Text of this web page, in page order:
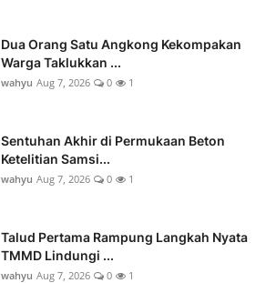
Dua Orang Satu Angkong Kekompakan
Warga Taklukkan ...
wahyu Aug 7, 2026 0 1
Sentuhan Akhir di Permukaan Beton
Ketelitian Samsi...
wahyu Aug 7, 2026 0 1
Talud Pertama Rampung Langkah Nyata
TMMD Lindungi ...
wahyu Aug 7, 2026 0 1